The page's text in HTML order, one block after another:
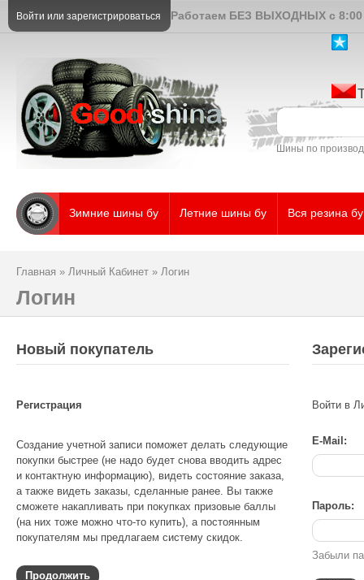
Войти или зарегистрироваться Работаем БЕЗ ВЫХОДНЫХ с 8:00
Шины по
Зимние шины бу Летние шины бу Вся резина бу
Главная » Личный Кабинет » Логин
Логин
Новый покупатель
Регистрация
Создание учетной записи поможет делать следующие
покупки быстрее (не надо будет снова вводить адрес
и контактную информацию), видеть состояние заказа,
а также видеть заказы, сделанные ранее. Вы также
сможете накапливать при покупках призовые баллы
(на них тоже можно что-то купить), а постоянным
покупателям мы предлагаем систему скидок.
Продолжить
Войти в
E-Mail:
Пароль:
Забыли